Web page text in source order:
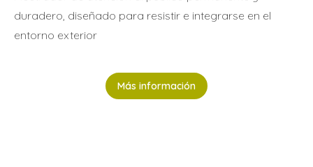
duradero, diseñado para resistir e integrarse en el
entorno exterior
Más información